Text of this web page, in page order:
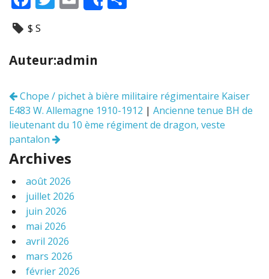
ac
e
b
o
k
er
m
l
Share
$ S
Auteur:admin
Navigation
des
articles
Chope / pichet à bière militaire régimentaire Kaiser
E483 W. Allemagne 1910-1912 | Ancienne tenue BH de
lieutenant du 10 ème régiment de dragon, veste
pantalon
Archives
août 2026
juillet 2026
juin 2026
mai 2026
avril 2026
mars 2026
février 2026